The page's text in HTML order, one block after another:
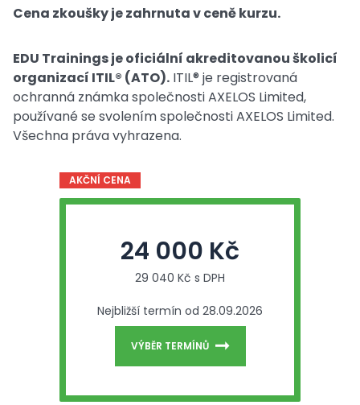
Cena zkoušky je zahrnuta v ceně kurzu.
EDU Trainings je oficiální akreditovanou školicí
organizací ITIL® (ATO). ITIL® je registrovaná
ochranná známka společnosti AXELOS Limited,
používané se svolením společnosti AXELOS Limited.
Všechna práva vyhrazena.
AKČNÍ CENA
24 000 Kč
29 040 Kč s DPH
Nejbližší termín od 28.09.2026
VÝBĚR TERMÍNŮ